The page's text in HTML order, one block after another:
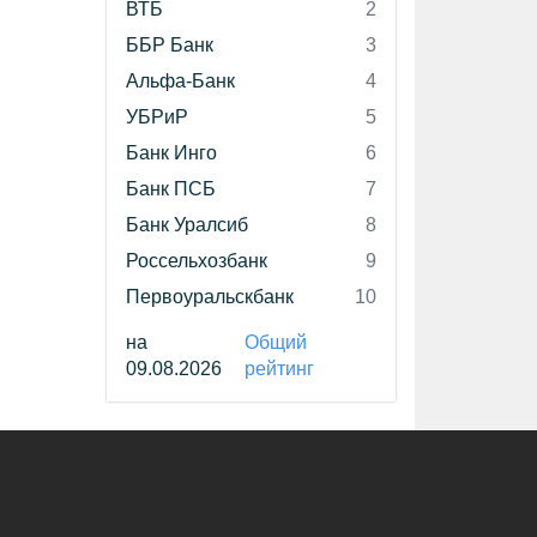
ВТБ
2
ББР Банк
3
Альфа-Банк
4
УБРиР
5
Банк Инго
6
Банк ПСБ
7
Банк Уралсиб
8
Россельхозбанк
9
Первоуральскбанк
10
на
09.08.2026
Общий
рейтинг